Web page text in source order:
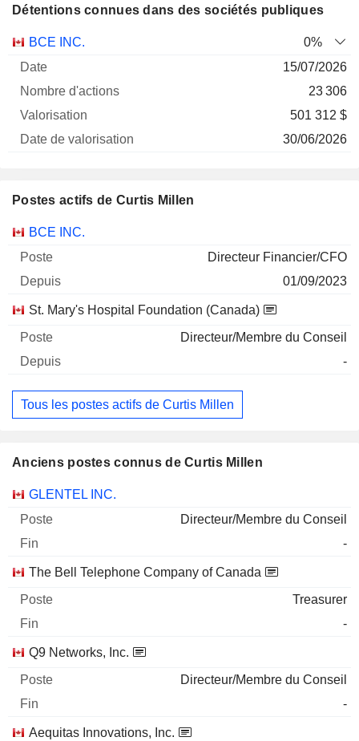
Détentions connues dans des sociétés publiques
BCE INC.
0%
15/07/2026
23 306
501 312 $
30/06/2026
Postes actifs de Curtis Millen
Sociétés Poste
BCE INC.
Directeur Financier/CFO
01/09/2023
St. Mary's Hospital Foundation (Canada)
Directeur/Membre du Conseil
-
Tous les postes actifs de Curtis Millen
Anciens postes connus de Curtis Millen
Sociétés Poste Fin
GLENTEL INC.
Directeur/Membre du Conseil
-
The Bell Telephone Company of Canada
Treasurer
-
Q9 Networks, Inc.
Directeur/Membre du Conseil
-
Aequitas Innovations, Inc.